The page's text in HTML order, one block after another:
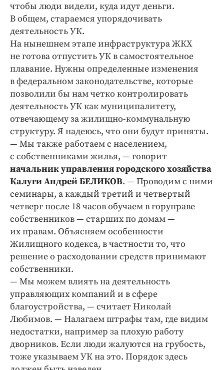
чтобы люди видели, куда идут деньги.
В общем, стараемся упорядочивать
деятельность УК.
На нынешнем этапе инфраструктура ЖКХ
не готова отпустить УК в самостоятельное
плавание. Нужны определенные изменения
в федеральном законодательстве, которые
позволили бы нам четко контролировать
деятельность УК как муниципалитету,
отвечающему за жилищно-коммунальную
структуру. Я надеюсь, что они будут ­приняты.
— Мы также работаем с населением,
с собственниками жилья, — говорит
начальник управления городского хозяйства
Калуги Андрей БЕЛИКОВ. — Проводим с ними
семинары, а каждый третий и четвертый
четверг после 18 часов обучаем в горуправе
собственников — старших по домам —
их правам. Объясняем особенности
Жилищного кодекса, в частности то, что
решение о расходовании средств принимают
собственники.
— Мы можем влиять на деятельность
управляющих компаний и в сфере
благоустройства, — считает Николай
Любимов. — Налагаем штрафы там, где видим
недостатки, например за плохую работу
дворников. Если люди жалуются на грубость,
тоже указываем УК на это. Порядок здесь